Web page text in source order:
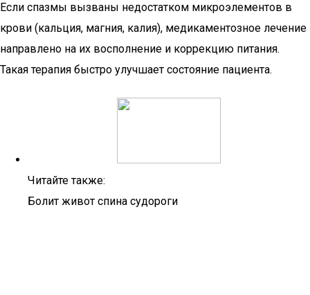
Если спазмы вызваны недостатком микроэлементов в
крови (кальция, магния, калия), медикаментозное лечение
направлено на их восполнение и коррекцию питания.
Такая терапия быстро улучшает состояние пациента.
Читайте также:
Болит живот спина судороги